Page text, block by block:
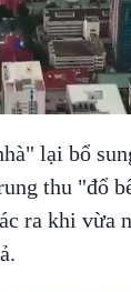
lại bổ
thu "đổ
ra khi vừa